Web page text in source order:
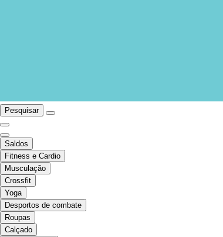
Pesquisar
Saldos
Fitness e Cardio
Musculação
Crossfit
Yoga
Desportos de combate
Roupas
Calçado